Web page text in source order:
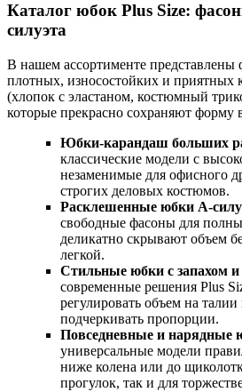
Каталог юбок Plus Size:
силуэта
В нашем ассортименте
плотных, износостойких и приятных
(хлопок с эластаном, костюмный
которые прекрасно сохраняют форму
Юбки-карандаш больших
классические модели с
незаменимые для офисного
строгих деловых костюмов.
Расклешенные юбки А-
свободные фасоны для
деликатно скрывают объем
легкой.
Стильные юбки с запахом и
современные решения Plus
регулировать объем на
подчеркивать пропорции.
Повседневные и нарядные
универсальные модели
ниже колена или до
прогулок, так и для